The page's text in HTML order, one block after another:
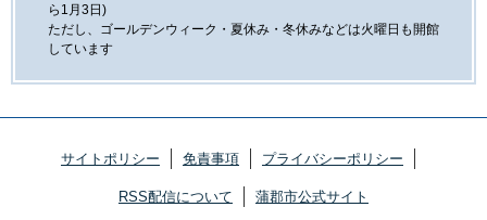
ら1月3日)
ただし、ゴールデンウィーク・夏休み・冬休みなどは火曜日も開館
しています
サイトポリシー 免責事項 プライバシーポリシー
RSS配信について 蒲郡市公式サイト